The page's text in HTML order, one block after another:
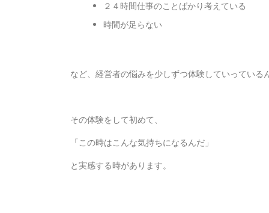
２４時間仕事のことばかり考えている
時間が足らない
など、経営者の悩みを少しずつ体験していっている
その体験をして初めて、
「この時はこんな気持ちになるんだ」
と実感する時があります。